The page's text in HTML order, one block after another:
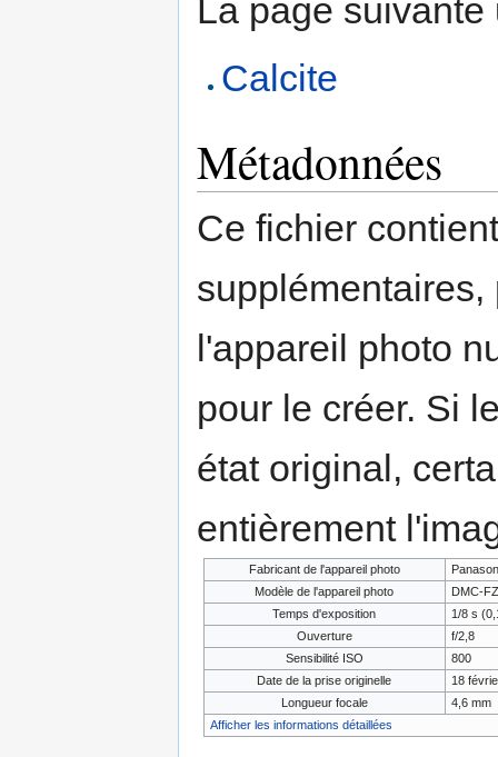
La page
Calcite
Métadonnées
Ce fichier
l'appareil photo
pour le créer. Si
état original,
entièrement
Fabricant de l'appareil photo
Modèle de l'appareil photo
DMC-
Temps d'exposition
1/8 s
Ouverture
f/2,8
Sensibilité ISO
800
Date de la prise originelle
18
Longueur focale
4,6 mm
Afficher les informations détaillées